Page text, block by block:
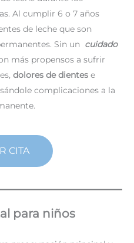
Al cumplir 6 o 7 años
de leche que son
Sin un cuidado
más propensos a sufrir
dolores de dientes e
complicaciones a la
CITA
para niños